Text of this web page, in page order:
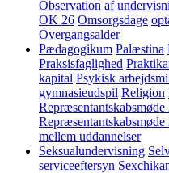
Observation af
OK 26 Omsorgsdage
Overgangsalder
Pædagogikum Palæstina
Praksisfaglighed
kapital Psykisk
gymnasieudspil Religion
Repræsentantskabsmøde
Repræsentantskabsmøde
mellem uddannelser
Seksualundervisning
serviceeftersyn